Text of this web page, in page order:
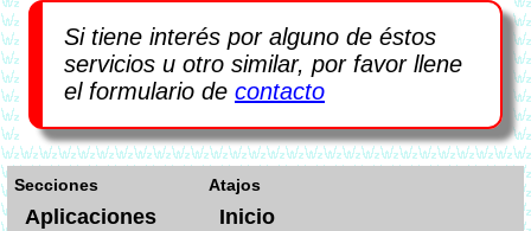
Si tiene interés por alguno de éstos
servicios u otro similar, por favor llene
el formulario de contacto
Secciones
Aplicaciones
Atajos
Inicio